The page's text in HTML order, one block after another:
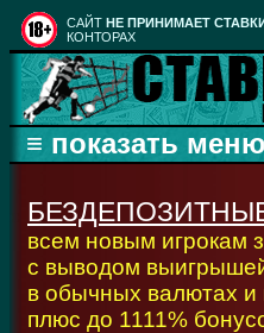
CАЙТ НЕ ПРИНИМАЕТ
КОНТОРАХ
всем новым игрокам
с выводом
в обычных валютах и
плюс до 1111%